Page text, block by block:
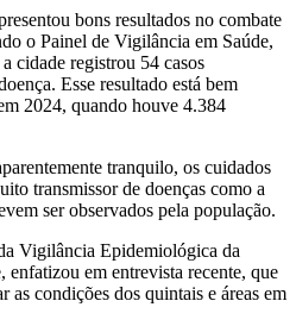
bons resultados no combate
o Painel de Vigilância em Saúde,
cidade registrou 54 casos
Esse resultado está bem
2024, quando houve 4.384
tranquilo, os cuidados
transmissor de doenças como a
ser observados pela população.
Vigilância Epidemiológica da
enfatizou em entrevista recente, que
as condições dos quintais e áreas em